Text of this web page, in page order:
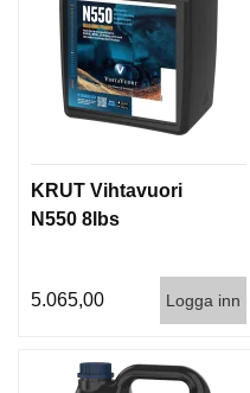
KRUT Vihtavuori
N550 8lbs
5.065,00 Logga inn